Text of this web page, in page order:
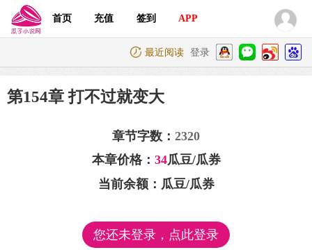
首页 充值 签到 APP
最近阅读 登录
第154章 打不过就变大
章节字数： 2320
本章价格： 34瓜豆/瓜券
当前余额： 瓜豆/瓜券
您还未登录，点此登录